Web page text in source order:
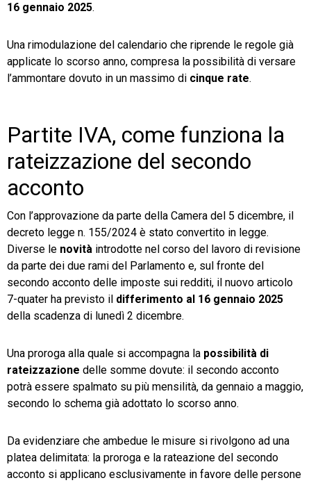
16 gennaio 2025.
Una rimodulazione del calendario che riprende le regole già
applicate lo scorso anno, compresa la possibilità di versare
l’ammontare dovuto in un massimo di cinque rate.
Partite IVA, come funziona la
rateizzazione del secondo
acconto
Con l’approvazione da parte della Camera del 5 dicembre, il
decreto legge n. 155/2024 è stato convertito in legge.
Diverse le novità introdotte nel corso del lavoro di revisione
da parte dei due rami del Parlamento e, sul fronte del
secondo acconto delle imposte sui redditi, il nuovo articolo
7-quater ha previsto il differimento al 16 gennaio 2025
della scadenza di lunedì 2 dicembre.
Una proroga alla quale si accompagna la possibilità di
rateizzazione delle somme dovute: il secondo acconto
potrà essere spalmato su più mensilità, da gennaio a maggio,
secondo lo schema già adottato lo scorso anno.
Da evidenziare che ambedue le misure si rivolgono ad una
platea delimitata: la proroga e la rateazione del secondo
acconto si applicano esclusivamente in favore delle persone